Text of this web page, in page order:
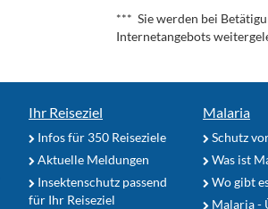
*** Sie werden bei
Internetangebots
Ihr Reiseziel
Infos für 350 Reiseziele
Aktuelle Meldungen
Insektenschutz passend
für Ihr Reiseziel
Malaria
Schutz
Was ist
Wo gibt
Malaria -